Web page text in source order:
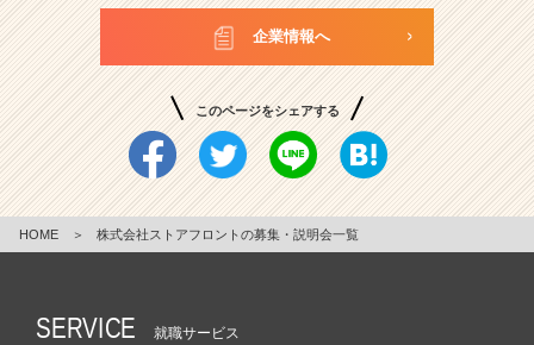
r）
企業情報へ
このページをシェアする
HOME ＞ 株式会社ストアフロントの募集・説明会一覧
SERVICE 就職サービス